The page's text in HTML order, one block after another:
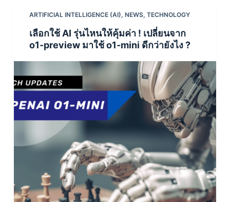
ARTIFICIAL INTELLIGENCE (AI), NEWS, TECHNOLOGY
เลือกใช้ AI รุ่นไหนให้คุ้มค่า ! เปลี่ยนจาก
o1-preview มาใช้ o1-mini ดีกว่ายังไง ?